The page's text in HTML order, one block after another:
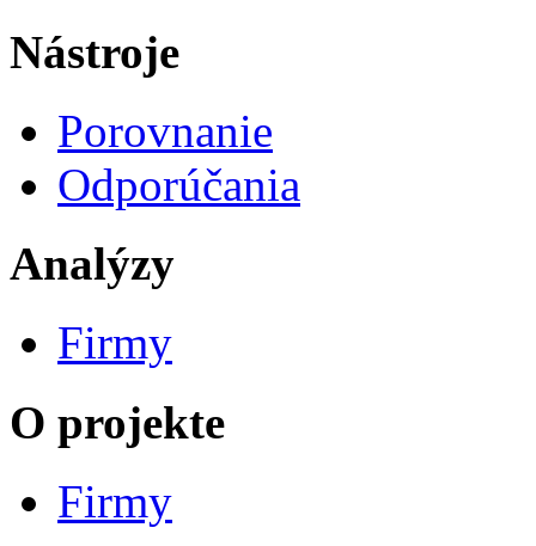
Nástroje
Porovnanie
Odporúčania
Analýzy
Firmy
O projekte
Firmy